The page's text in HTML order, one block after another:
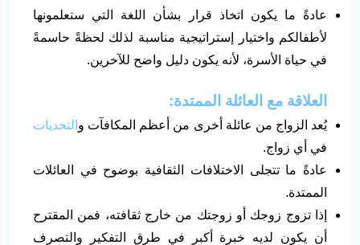
عادةً ما يكون اتخاذ قرار بشأن اللغة التي ستعلمونها
لأطفالكم واختيار إستراتيجية مناسبة لذلك لحظةً حاسمةً
في حياة الأسرة، لأنه يكون دليل واضح للآخرين.
العلاقة مع العائلة الممتدة:
يُعد الزواج من عائلة أخرى من أعظم المكافآت و التحديات
في أي زواج.
عادةً ما تتجلى الاختلافات الثقافية بوضوح في العائلات
الممتدة.
إذا تزوج زوجك أو زوجتك من خارج ثقافته، فمن المقترح
أن يكون لديه خبرة أكبر في طرق التفكير والتصرف